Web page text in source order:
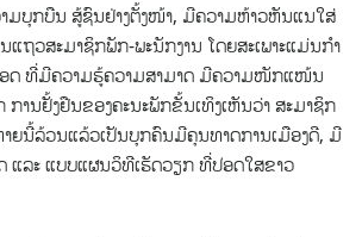
ບຸກບືນ ສູ້ຊົນຢ່າງຕັ້ງໜ້າ, ມີຄວາມຫ້າວຫັນແນໃສ່
ແຖວສະມາຊິກພັກ-ພະນັກງານ ໂດຍສະເພາະແມ່ນກຳ
ດ ທີ່ມີຄວາມຮູ້ຄວາມສາມາດ ມີຄວາມໜັກແໜ້ນ
ການຢັ້ງຢືນຂອງຄະນະພັກຂັ້ນເທິງເຫັນວ່າ ສະມາຊິກ
ຍນີ້ລ້ວນແລ້ວເປັນບຸກຄົນມີຄຸນທາດການເມືອງດີ, ມີ
ແລະ ແບບແຜນວິທີເຮັດວຽກ ທີ່ປອດໃສຂາວ